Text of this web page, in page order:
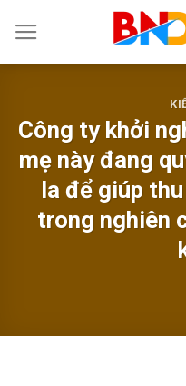
content
Công ty khởi
mẹ này đang
la để giúp
trong nghiên